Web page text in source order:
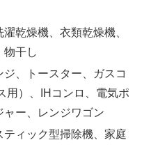
乾燥機、衣類乾燥機、
物干し
、トースター、ガスコ
用）、IHコンロ、電気ポ
ャー、レンジワゴン
ィック型掃除機、家庭